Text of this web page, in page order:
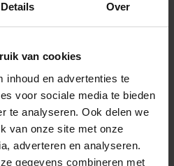
Details Over
van cookies
inhoud en advertenties te
voor sociale media te bieden
te analyseren. Ook delen we
van onze site met onze
adverteren en analyseren.
gegevens combineren met